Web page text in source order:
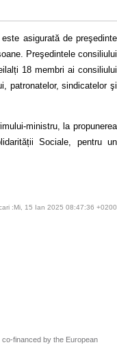
asigurată de preşedinte
Preşedintele consiliului
18 membri ai consiliului
patronatelor, sindicatelor şi
ministru, la propunerea
Sociale, pentru un
:Mi, 15 Ian 2025 08:47:36 +0200
financed by the European